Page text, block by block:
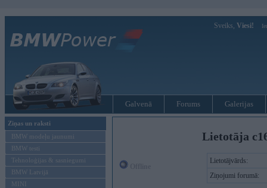
Sveiks, Viesi!
Galvenā Forums Galerijas
Ziņas un raksti
BMW modeļu jaunumi
BMW testi
Tehnoloģijas & sasniegumi
BMW Latvijā
MINI
Lietotāja
Lietotājvārds:
Ziņojumi forumā: